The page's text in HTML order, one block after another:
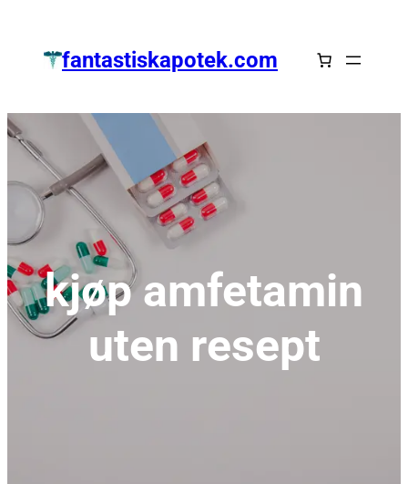
springenfantastiskapotek.com
kjøp amfetamin
uten resept